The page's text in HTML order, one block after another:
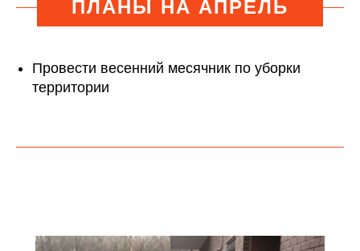
ПЛАНЫ НА АПРЕЛЬ
Провести весенний месячник по уборки
территории